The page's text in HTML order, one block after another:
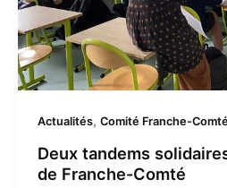
Actualités, Comité Franche-Comté
Deux tandems
de Franche-Comté